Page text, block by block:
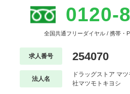
0120-
全国共通フリーダイヤル / 携帯・
求人番号 254070
法人名
ドラッグストア マ
社マツモトキヨシ